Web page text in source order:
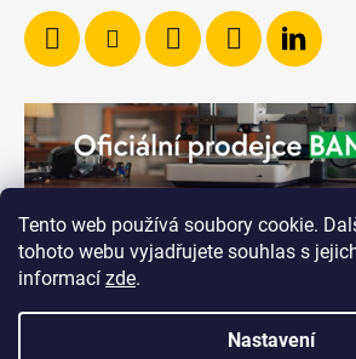
Tento web používá soubory cookie.
tohoto webu vyjadřujete souhlas s
informací zde.
Nastavení